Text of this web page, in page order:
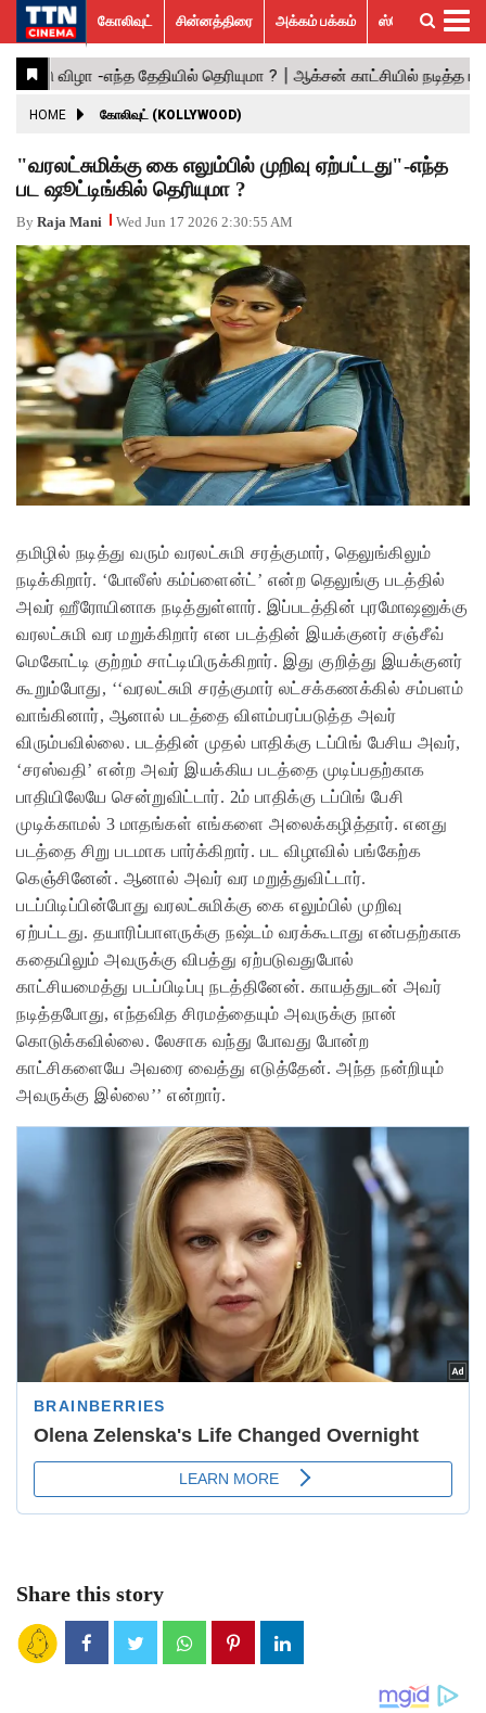
கோலிவுட்
சின்னத்திரை
பாலிவுட்
ஹாலிவுட்
அக்கம்
பக்கம்
ஸ்பெஷல்
ஸ்டோரீஸ்
விமர்சனம்
GALLERY
ACTRESS
ACTORS
MOVIESTILLS
EVENTS
VIDEOS
What’s
Hot
Trending
News
கோலிவுட் சின்னத்திரை அக்கம் பக்கம் ஸ்பெஷல் ஸ்டோரீஸ்
HOME கோலிவுட் (KOLLYWOOD)
"வரலட்சுமிக்கு கை எலும்பில் முறிவு ஏற்பட்டது"-எந்த
பட ஷூட்டிங்கில் தெரியுமா ?
By Raja Mani Wed Jun 17 2026 2:30:55 AM
தமிழில் நடித்து வரும் வரலட்சுமி சரத்குமார், தெலுங்கிலும்
நடிக்கிறார். ‘போலீஸ் கம்ப்ளைன்ட்’ என்ற தெலுங்கு படத்தில்
அவர் ஹீரோயினாக நடித்துள்ளார். இப்படத்தின் புரமோஷனுக்கு
வரலட்சுமி வர மறுக்கிறார் என படத்தின் இயக்குனர் சஞ்சீவ்
மெகோட்டி குற்றம் சாட்டியிருக்கிறார். இது குறித்து இயக்குனர்
கூறும்போது, ‘‘வரலட்சுமி சரத்குமார் லட்சக்கணக்கில் சம்பளம்
வாங்கினார், ஆனால் படத்தை விளம்பரப்படுத்த அவர்
விரும்பவில்லை. படத்தின் முதல் பாதிக்கு டப்பிங் பேசிய அவர்,
‘சரஸ்வதி’ என்ற அவர் இயக்கிய படத்தை முடிப்பதற்காக
பாதியிலேயே சென்றுவிட்டார். 2ம் பாதிக்கு டப்பிங் பேசி
முடிக்காமல் 3 மாதங்கள் எங்களை அலைக்கழித்தார். எனது
படத்தை சிறு படமாக பார்க்கிறார். பட விழாவில் பங்கேற்க
கெஞ்சினேன். ஆனால் அவர் வர மறுத்துவிட்டார்.
படப்பிடிப்பின்போது வரலட்சுமிக்கு கை எலும்பில் முறிவு
ஏற்பட்டது. தயாரிப்பாளருக்கு நஷ்டம் வரக்கூடாது என்பதற்காக
கதையிலும் அவருக்கு விபத்து ஏற்படுவதுபோல்
காட்சியமைத்து படப்பிடிப்பு நடத்தினேன். காயத்துடன் அவர்
நடித்தபோது, எந்தவித சிரமத்தையும் அவருக்கு நான்
கொடுக்கவில்லை. லேசாக வந்து போவது போன்ற
காட்சிகளையே அவரை வைத்து எடுத்தேன். அந்த நன்றியும்
அவருக்கு இல்லை’’ என்றார்.
Share this story